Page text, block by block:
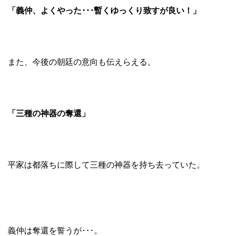
「義仲、よくやった･･･暫くゆっくり致すが良い！」
また、今後の朝廷の意向も伝えらえる。
「三種の神器の奪還」
平家は都落ちに際して三種の神器を持ち去っていた。
義仲は奪還を誓うが･･･。